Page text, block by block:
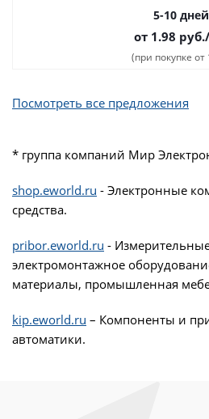
5-10 дней
от 1.98 руб.
(при покупке
Посмотреть все предложения
* группа компаний Мир
shop.eworld.ru - Электронные
средства.
pribor.eworld.ru -
электромонтажное
материалы, промышленная
kip.eworld.ru – Компоненты и
автоматики.